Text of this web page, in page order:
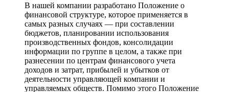
В нашей компании разработано Положение о
финансовой структуре, которое применяется в
самых разных случаях — при составлении
бюджетов, планировании использования
производственных фондов, консолидации
информации по группе в целом, а также при
разнесении по центрам финансового учета
доходов и затрат, прибылей и убытков от
деятельности управляющей компании и
управляемых обществ. Помимо этого Положение